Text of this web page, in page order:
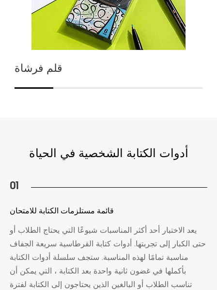
قلم فرشاة
أدوات الكتابة الشخصية في الحياة
01
قائمة مستلزمات الكتابة للامتحان
يعد الاختبار أحد أكثر المناسبات شيوعًا التي يحتاج الطلاب أو
حتى الكبار إلى تجربتها. أدوات كتابة القرطاسية سريعة الجفاف
مناسبة تمامًا لهذه المناسبة. ستجف سلسلة أدوات الكتابة
بأكملها في غضون ثانية واحدة بعد الكتابة ، التي يمكن أن
تناسب الطلاب أو البالغين الذين يحتاجون إلى الكتابة لفترة